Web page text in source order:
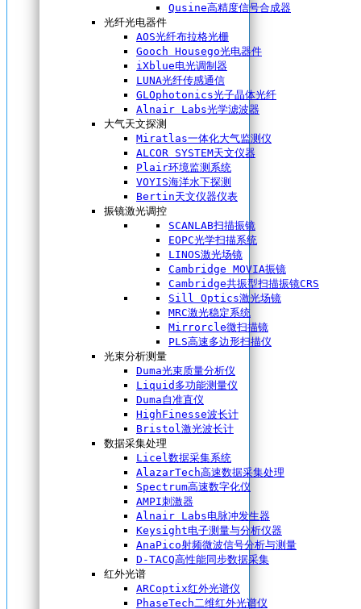
Qusine高精度信号合成器
光纤光电器件
AOS光纤布拉格光栅
Gooch Housego光电器件
iXblue电光调制器
LUNA光纤传感通信
GLOphotonics光子晶体光纤
Alnair Labs光学滤波器
大气天文探测
Miratlas一体化大气监测仪
ALCOR SYSTEM天文仪器
Plair环境监测系统
VOYIS海洋水下探测
Bertin天文仪器仪表
振镜激光调控
SCANLAB扫描振镜
EOPC光学扫描系统
LINOS激光场镜
Cambridge MOVIA振镜
Cambridge共振型扫描振镜CRS
Sill Optics激光场镜
MRC激光稳定系统
Mirrorcle微扫描镜
PLS高速多边形扫描仪
光束分析测量
Duma光束质量分析仪
Liquid多功能测量仪
Duma自准直仪
HighFinesse波长计
Bristol激光波长计
数据采集处理
Licel数据采集系统
AlazarTech高速数据采集处理
Spectrum高速数字化仪
AMPI刺激器
Alnair Labs电脉冲发生器
Keysight电子测量与分析仪器
AnaPico射频微波信号分析与测量
D-TACQ高性能同步数据采集
红外光谱
ARCoptix红外光谱仪
PhaseTech二维红外光谱仪